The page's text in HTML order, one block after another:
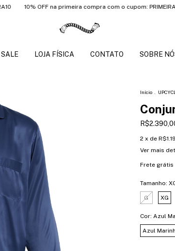
10% OFF na primeira compra com o cupom: PRIMEIRA10
SALE LOJA FÍSICA CONTATO SOBRE
Início
2 x de
Ver mais
Frete grátis
Tamanho:
G XG
Cor: Azul
Azul